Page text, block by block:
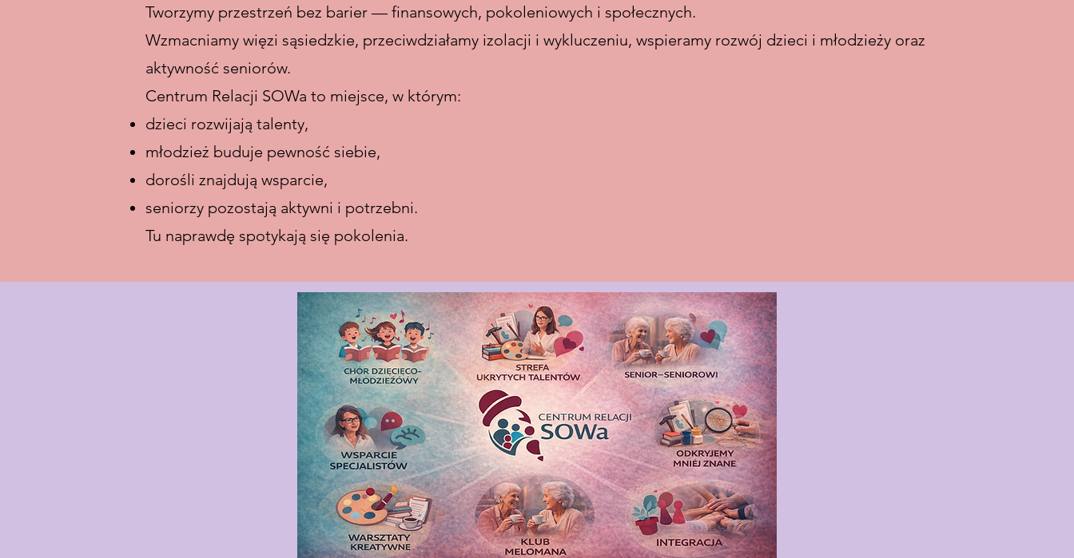
Tworzymy przestrzeń bez barier — finansowych, pokoleniowych i społecznych.
Wzmacniamy więzi sąsiedzkie, przeciwdziałamy izolacji i wykluczeniu, wspieramy rozwój dzieci i młodzieży oraz
aktywność seniorów.
Centrum Relacji SOWa to miejsce, w którym:
dzieci rozwijają talenty,
młodzież buduje pewność siebie,
dorośli znajdują wsparcie,
seniorzy pozostają aktywni i potrzebni.
Tu naprawdę spotykają się pokolenia.